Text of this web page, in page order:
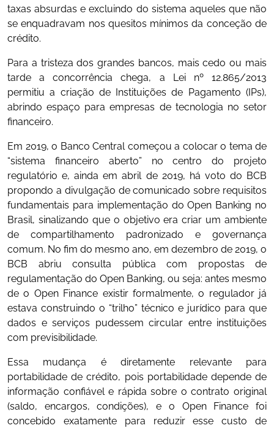
taxas absurdas e excluindo do sistema aqueles que não
se enquadravam nos quesitos mínimos da conceção de
crédito.
Para a tristeza dos grandes bancos, mais cedo ou mais
tarde a concorrência chega, a Lei nº 12.865/2013
permitiu a criação de Instituições de Pagamento (IPs),
abrindo espaço para empresas de tecnologia no setor
financeiro.
Em 2019, o Banco Central começou a colocar o tema de
“sistema financeiro aberto” no centro do projeto
regulatório e, ainda em abril de 2019, há voto do BCB
propondo a divulgação de comunicado sobre requisitos
fundamentais para implementação do Open Banking no
Brasil, sinalizando que o objetivo era criar um ambiente
de compartilhamento padronizado e governança
comum. No fim do mesmo ano, em dezembro de 2019, o
BCB abriu consulta pública com propostas de
regulamentação do Open Banking, ou seja: antes mesmo
de o Open Finance existir formalmente, o regulador já
estava construindo o “trilho” técnico e jurídico para que
dados e serviços pudessem circular entre instituições
com previsibilidade.
Essa mudança é diretamente relevante para
portabilidade de crédito, pois portabilidade depende de
informação confiável e rápida sobre o contrato original
(saldo, encargos, condições), e o Open Finance foi
concebido exatamente para reduzir esse custo de